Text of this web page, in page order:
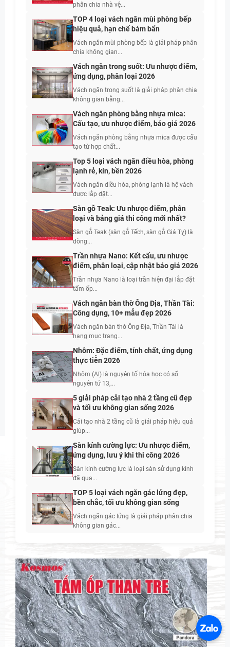
phân chia nhà vệ...
TOP 4 loại vách ngăn mùi phòng bếp
hiệu quả, hạn chế bám bẩn
Vách ngăn mùi phòng bếp là giải pháp phân
chia không gian...
Vách ngăn trong suốt: Ưu nhược điểm,
ứng dụng, phân loại 2026
Vách ngăn trong suốt là giải pháp phân chia
không gian bằng...
Vách ngăn phòng bằng nhựa mica:
Cấu tạo, ưu nhược điểm, báo giá 2026
Vách ngăn phòng bằng nhựa mica được cấu
tạo từ hợp chất...
Top 5 loại vách ngăn điều hòa, phòng
lạnh rẻ, kín, bền 2026
Vách ngăn điều hòa, phòng lạnh là hệ vách
được lắp đặt...
Sàn gỗ Teak: Ưu nhược điểm, phân
loại và bảng giá thi công mới nhất?
Sàn gỗ Teak (sàn gỗ Tếch, sàn gỗ Giá Tỵ) là
dòng...
Trần nhựa Nano: Kết cấu, ưu nhược
điểm, phân loại, cập nhật báo giá 2026
Trần nhựa Nano là loại trần hiện đại lắp đặt
tấm ốp...
Vách ngăn bàn thờ Ông Địa, Thần Tài:
Công dụng, 10+ mẫu đẹp 2026
Vách ngăn bàn thờ Ông Địa, Thần Tài là
hạng mục trang...
Nhôm: Đặc điểm, tính chất, ứng dụng
thực tiễn 2026
Nhôm (Al) là nguyên tố hóa học có số
nguyên tử 13,...
5 giải pháp cải tạo nhà 2 tầng cũ đẹp
và tối ưu không gian sống 2026
Cải tạo nhà 2 tầng cũ là giải pháp hiệu quả
giúp...
Sàn kính cường lực: Ưu nhược điểm,
ứng dụng, lưu ý khi thi công 2026
Sàn kính cường lực là loại sàn sử dụng kính
đã qua...
TOP 5 loại vách ngăn gác lửng đẹp,
bền chắc, tối ưu không gian sống
Vách ngăn gác lửng là giải pháp phân chia
không gian gác...